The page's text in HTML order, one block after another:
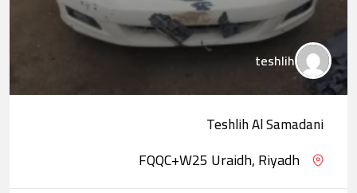
teshlih
Teshlih Al Samadani
FQQC+W25 Uraidh, Riyadh